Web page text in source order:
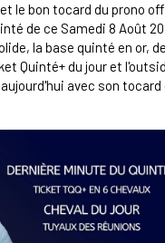
le bon tocard du prono
de ce Samedi 8 Août
la base quinté en or,
Quinté+ du jour et
avec son tocard